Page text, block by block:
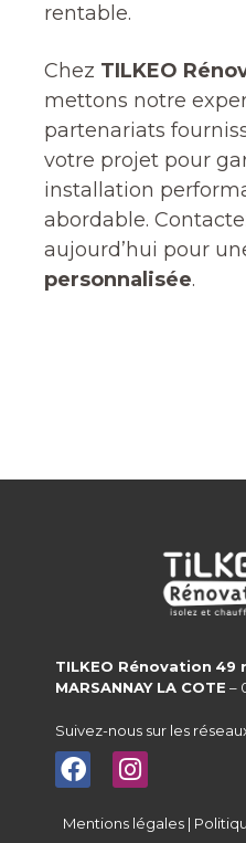
rentable.
Chez TILKEO
mettons notre
partenariats
votre projet pour
installation
abordable.
aujourd’hui pour
personnalisée.
TILKEO Rénovation 49
MARSANNAY LA COTE –
Suivez-nous sur les
Mentions légales |